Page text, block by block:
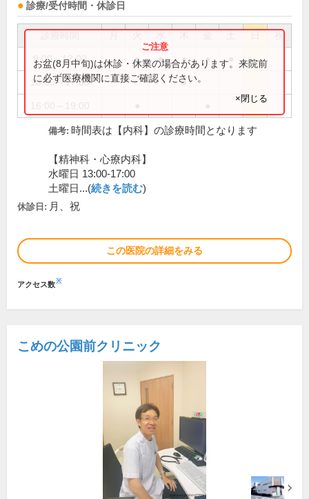
診療/受付時間・休診日
祝
9:00～12:00 ● ● ● ●
13:00～17:00 ●
お盆(8月中旬)は休診・休業の場合があります。来院前
に必ず医療機関に直接ご確認ください。
×閉じる
備考: 時間表は【内科】の診療時間となります
【精神科・心療内科】
水曜日 13:00-17:00
土曜日...(続きを読む)
休診日: 月、祝
この医院の詳細をみる
アクセス数※
こめの公園前クリニック